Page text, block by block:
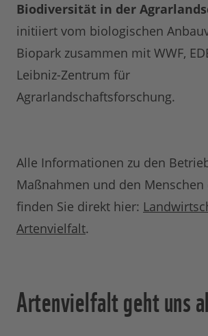
Biodiversität in der
initiiert vom biologischen
Biopark zusammen mit WWF,
Leibniz-Zentrum für
Agrarlandschaftsforschung.
Alle Informationen zu den
Maßnahmen und den
finden Sie direkt hier:
Artenvielfalt.
Artenvielfalt geht uns